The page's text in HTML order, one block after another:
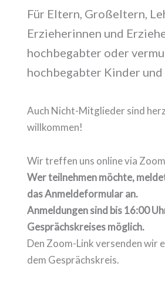
Für Eltern, Großeltern,
Erzieherinnen und
hochbegabter oder
hochbegabter Kinder
Auch Nicht-Mitglieder sind
willkommen!
Wir treffen uns online via
Wer teilnehmen möchte,
das Anmeldeformular an.
Anmeldungen sind bis 16:00
Gesprächskreises möglich.
Den Zoom-Link versenden wir
dem Gesprächskreis.